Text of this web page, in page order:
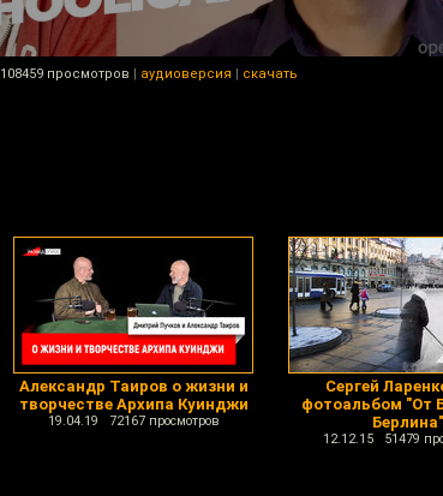
108459 просмотров | аудиоверсия | скачать
Александр Таиров о жизни и
творчестве Архипа Куинджи
19.04.19 72167 просмотров
Сергей
фотоальбом "От
Берлина"
12.12.15 51479